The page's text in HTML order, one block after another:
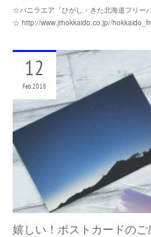
☆バニラエア「ひがし・きた北海道フリーパ
☆ http://www.jrhokkaido.co.jp//
嬉しい！ポストカードの
12
Feb2018